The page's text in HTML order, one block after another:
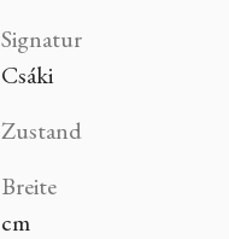
Signatur
Csáki
Zustand
Breite
cm